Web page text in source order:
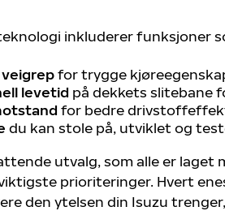
inkluderer funksjoner
for trygge
levetid på dekkets slitebane
for bedre
du kan stole på, utviklet og
utvalg, som alle er
prioriteringer. Hvert
den ytelsen din Isuzu